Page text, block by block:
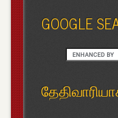
GOOGLE